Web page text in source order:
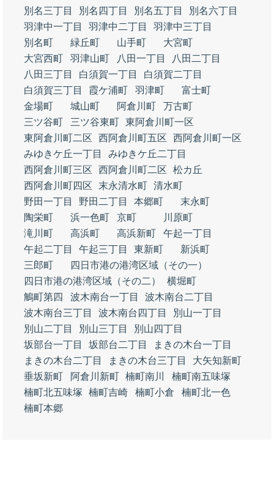
別名三丁目
別名四丁目 別名五丁目
別名六丁目
羽津中一丁目
羽津中二丁目
羽津中三丁目
別名町
緑丘町 山手町
大宮町
大宮西町
羽津山町 八田一丁目
八田二丁目
八田三丁目
白須賀一丁目
白須賀二丁目
白須賀三丁目
霞ケ浦町 羽津町
富士町
金場町
城山町 阿倉川町
万古町
三ツ谷町
三ツ谷東町 東阿倉川町一区
東阿倉川町二区
西阿倉川町五区
西阿倉川町一区
みゆきケ丘一丁目
みゆきケ丘二丁目
西阿倉川町三区
西阿倉川町二区
松カ丘
西阿倉川町四区
末永清水町 清水町
野田一丁目
野田二丁目 本郷町
末永町
陶栄町
浜一色町 京町
川原町
滝川町
高浜町 高浜新町
午起一丁目
午起二丁目
午起三丁目 東新町
新浜町
三郎町
四日市港の港湾区域（その一）
四日市港の港湾区域（その二）
横堀町
鵤町第四
波木南台一丁目
波木南台二丁目
波木南台三丁目
波木南台四丁目
別山一丁目
別山二丁目
別山三丁目
別山四丁目
坂部台一丁目
坂部台二丁目
まきの木台一丁目
まきの木台二丁目
まきの木台三丁目
大矢知新町
垂坂新町
阿倉川新町 楠町南川
楠町南五味塚
楠町北五味塚
楠町吉崎 楠町小倉
楠町北一色
楠町本郷